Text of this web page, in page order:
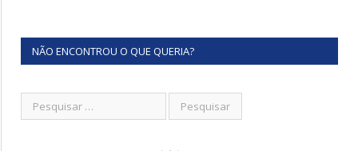
NÃO ENCONTROU O QUE QUERIA?